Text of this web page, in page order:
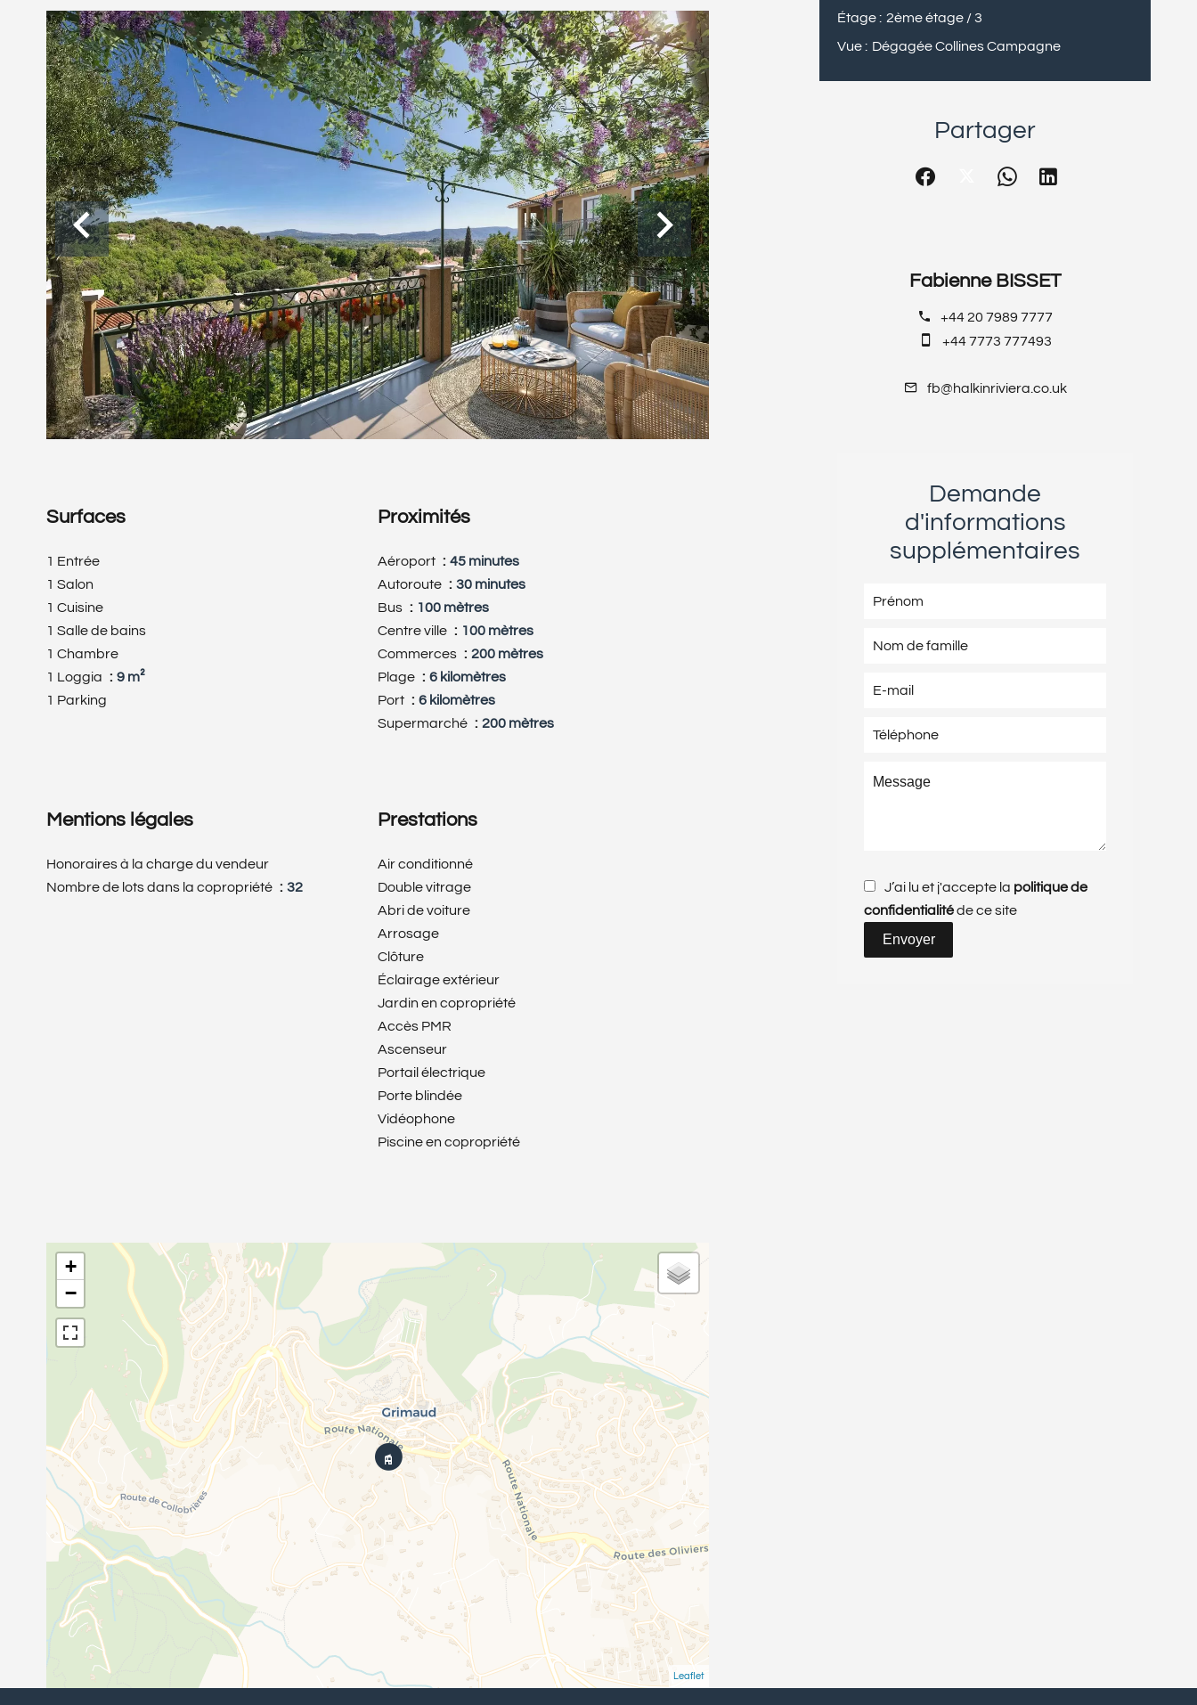
Surfaces
1 Entrée
1 Salon
1 Cuisine
1 Salle de bains
1 Chambre
1 Loggia
9 m²
1 Parking
Proximités
Aéroport
45 minutes
Autoroute
30 minutes
Bus
100 mètres
Centre ville
100 mètres
Commerces
200 mètres
Plage
6 kilomètres
Port
6 kilomètres
Supermarché
200 mètres
Mentions légales
Honoraires à la charge du vendeur
Nombre de lots dans la copropriété
32
Prestations
Air conditionné
Double vitrage
Abri de voiture
Arrosage
Clôture
Éclairage extérieur
Jardin en copropriété
Accès PMR
Ascenseur
Portail électrique
Porte blindée
Vidéophone
Piscine en copropriété
+
−
Leaflet
Étage
2ème étage / 3
Vue
Dégagée Collines Campagne
Partager
Fabienne BISSET
+44 20 7989 7777
+44 7773 777493
fb@halkinriviera.co.uk
Demande
d'informations
supplémentaires
J’ai lu et j'accepte la politique de
confidentialitéde ce site
Envoyer